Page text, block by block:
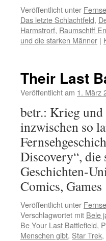
Veröffentlicht unter
Das letzte Schlachtfeld,
Harmstrorf, Raumschiff
und die starken Männer |
Their Last
Veröffentlicht am 1. März
betr.: Krieg
inzwischen so
Discovery“, die
Geschichten-
Comics,
Veröffentlicht unter
Verschlagwortet mit Bele
Be Your Last Battlefield,
Menschen gibt, Star Trek,